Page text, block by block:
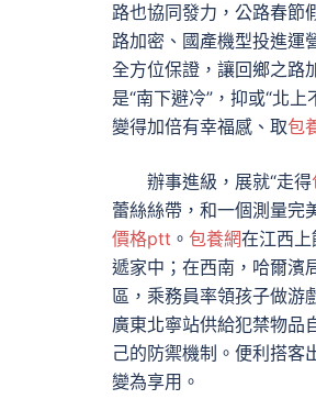
路也協同發力，公路春節
路加密、國產機型投進運
全方位保證，讓回鄉之路
是“南下避冷”，抑或“北
變得加倍有幸福感、取包
辦事進級，展就“走得
蕾絲絲帶，和一個測量完
價格ptt 。 包養網在江西上
遞家中；在西南，哈爾濱
區，乘務員率領孩子做游
廣東北寧站供給犯禁物品
己的防禦機制。便利搭
變為享用。